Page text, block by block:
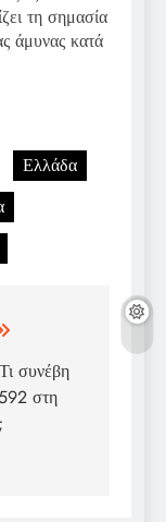
τη σημασία
άμυνας κατά
Ελλάδα
συνέβη
στη